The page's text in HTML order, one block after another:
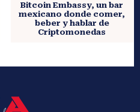
Bitcoin Embassy, un bar
mexicano donde comer,
beber y hablar de
Criptomonedas